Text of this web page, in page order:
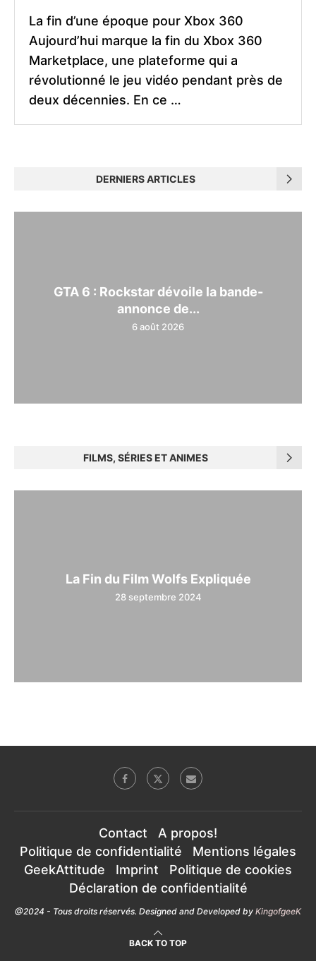
La fin d’une époque pour Xbox 360
Aujourd’hui marque la fin du Xbox 360
Marketplace, une plateforme qui a
révolutionné le jeu vidéo pendant près de
deux décennies. En ce …
DERNIERS ARTICLES
GTA 6 : Rockstar dévoile la bande-
annonce de...
6 août 2026
FILMS, SÉRIES ET ANIMES
La Fin du Film Wolfs Expliquée
28 septembre 2024
Contact
A propos!
Politique de confidentialité
Mentions légales
GeekAttitude
Imprint
Politique de cookies
Déclaration de confidentialité
@2024 - Tous droits réservés. Designed and Developed by KingofgeeK
BACK TO TOP